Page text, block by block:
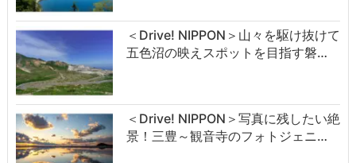
＜Drive! NIPPON＞山々を駆け抜けて
五色沼の映えスポットを目指す磐…
＜Drive! NIPPON＞写真に残したい絶
景！三豊～観音寺のフォトジェニ…